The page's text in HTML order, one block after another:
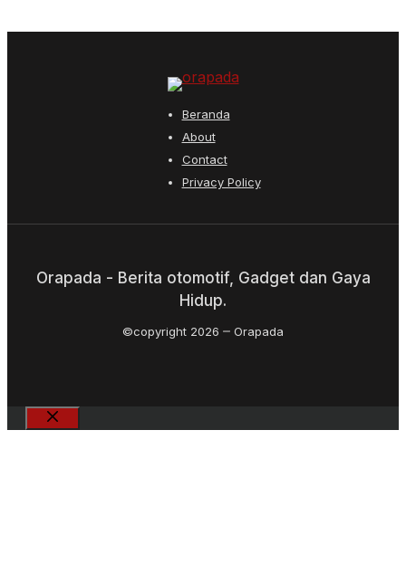
Beranda
About
Contact
Privacy Policy
Orapada - Berita otomotif, Gadget dan Gaya
Hidup.
©copyright 2026 Orapada
Close